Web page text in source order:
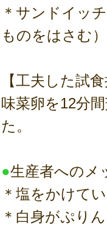
＊サンドイッ
ものをはさむ）
【工夫した試食
味菜卵を12分
た。
●生産者へのメ
＊塩をかけて
＊白身がぷり